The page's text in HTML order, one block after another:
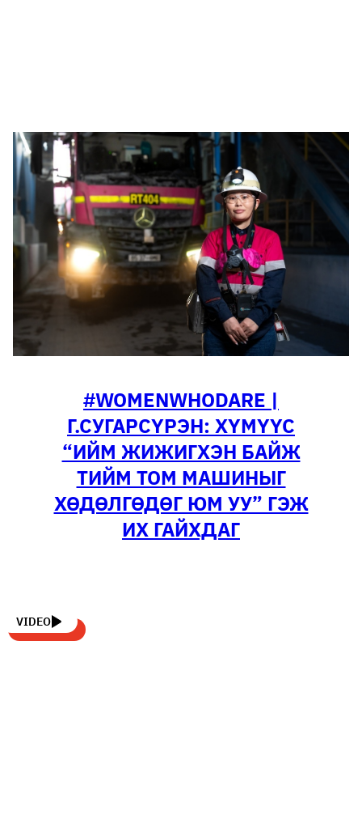
#WOMENWHODARE |
Г.СУГАРСҮРЭН: ХҮМҮҮС
“ИЙМ ЖИЖИГХЭН БАЙЖ
ТИЙМ ТОМ МАШИНЫГ
ХӨДӨЛГӨДӨГ ЮМ УУ” ГЭЖ
ИХ ГАЙХДАГ
VIDEO